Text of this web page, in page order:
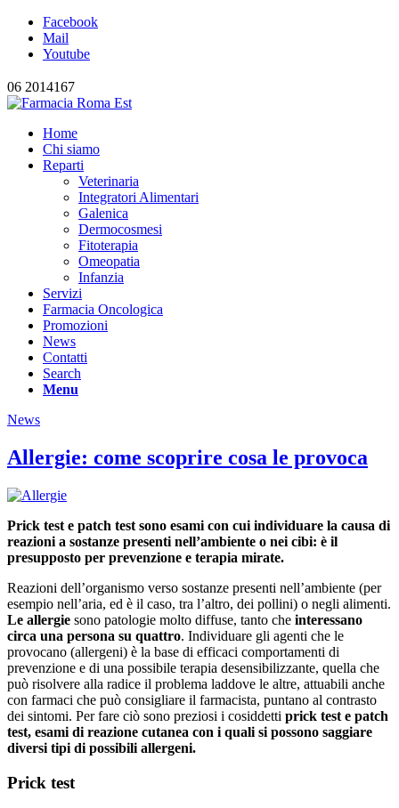
Facebook
Mail
Youtube
06 2014167
Home
Chi siamo
Reparti
Veterinaria
Integratori Alimentari
Galenica
Dermocosmesi
Fitoterapia
Omeopatia
Infanzia
Servizi
Farmacia Oncologica
Promozioni
News
Contatti
Search
Menu
News
Allergie: come scoprire cosa le provoca
Prick test e patch test sono esami con cui individuare la causa di
reazioni a sostanze presenti nell’ambiente o nei cibi: è il
presupposto per prevenzione e terapia mirate.
Reazioni dell’organismo verso sostanze presenti nell’ambiente (per
esempio nell’aria, ed è il caso, tra l’altro, dei pollini) o negli alimenti.
Le allergie sono patologie molto diffuse, tanto che interessano
circa una persona su quattro. Individuare gli agenti che le
provocano (allergeni) è la base di efficaci comportamenti di
prevenzione e di una possibile terapia desensibilizzante, quella che
può risolvere alla radice il problema laddove le altre, attuabili anche
con farmaci che può consigliare il farmacista, puntano al contrasto
dei sintomi. Per fare ciò sono preziosi i cosiddetti prick test e patch
test, esami di reazione cutanea con i quali si possono saggiare
diversi tipi di possibili allergeni.
Prick test